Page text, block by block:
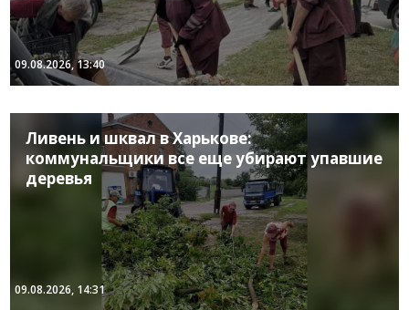
09.08.2026, 13:40
Ливень и шквал в Харькове:
коммунальщики все еще убирают упавшие
деревья
09.08.2026, 14:31